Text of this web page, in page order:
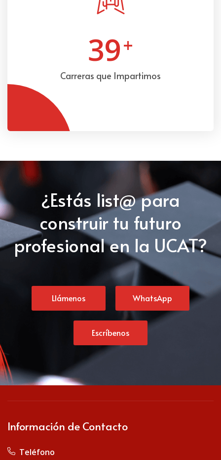
39+
Carreras que Impartimos
¿Estás list@ para
construir tu futuro
profesional en la UCAT?
Llámenos WhatsApp
Escríbenos
Información de Contacto
Teléfono